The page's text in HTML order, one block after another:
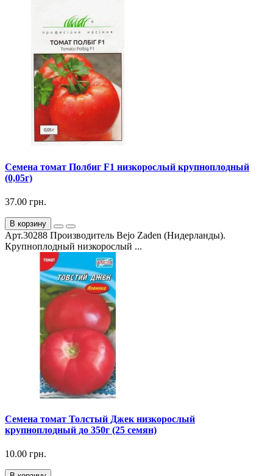
Семена томат Полбиг F1 низкорослый крупноплодный
(0,05г)
37.00 грн.
В корзину
Арт.30288 Производитель Bejo Zaden (Нидерланды).
Крупноплодный низкорослый ...
Семена томат Толстый Джек низкорослый
крупноплодный до 350г (25 семян)
10.00 грн.